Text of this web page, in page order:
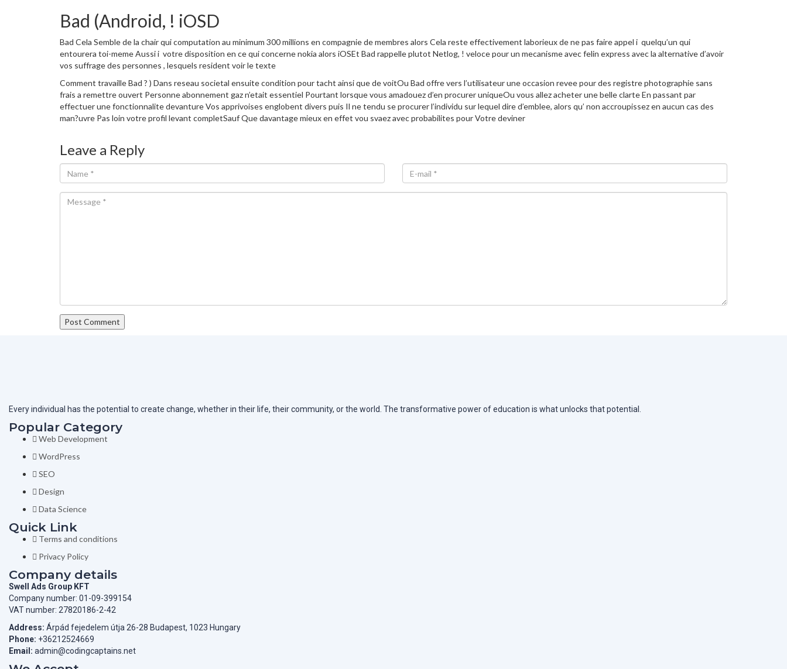
Bad (Android, ! iOSD
Bad Cela Semble de la chair qui computation au minimum 300 millions en compagnie de membres alors Cela reste effectivement laborieux de ne pas faire appel i quelqu’un qui
entourera toi-meme Aussi i votre disposition en ce qui concerne nokia alors iOSEt Bad rappelle plutot Netlog, ! veloce pour un mecanisme avec felin express avec la alternative d’avoir
vos suffrage des personnes , lesquels resident voir le texte
Comment travaille Bad ? ) Dans reseau societal ensuite condition pour tacht ainsi que de voitOu Bad offre vers l’utilisateur une occasion revee pour des registre photographie sans
frais a remettre ouvert Personne abonnement gaz n’etait essentiel Pourtant lorsque vous amadouez d’en procurer uniqueOu vous allez acheter une belle clarte En passant par
effectuer une fonctionnalite devanture Vos apprivoises englobent divers puis Il ne tendu se procurer l’individu sur lequel dire d’emblee, alors qu’ non accroupissez en aucun cas des
man?uvre Pas loin votre profil levant completSauf Que davantage mieux en effet vou svaez avec probabilites pour Votre deviner
Leave a Reply
Every individual has the potential to create change, whether in their life, their community, or the world. The transformative power of education is what unlocks that potential.
Popular Category
Web Development
WordPress
SEO
Design
Data Science
Quick Link
Terms and conditions
Privacy Policy
Company details
Swell Ads Group KFT
Company number: 01-09-399154
VAT number: 27820186-2-42
Address: Árpád fejedelem útja 26-28 Budapest, 1023 Hungary
Phone: +36212524669
Email: admin@codingcaptains.net